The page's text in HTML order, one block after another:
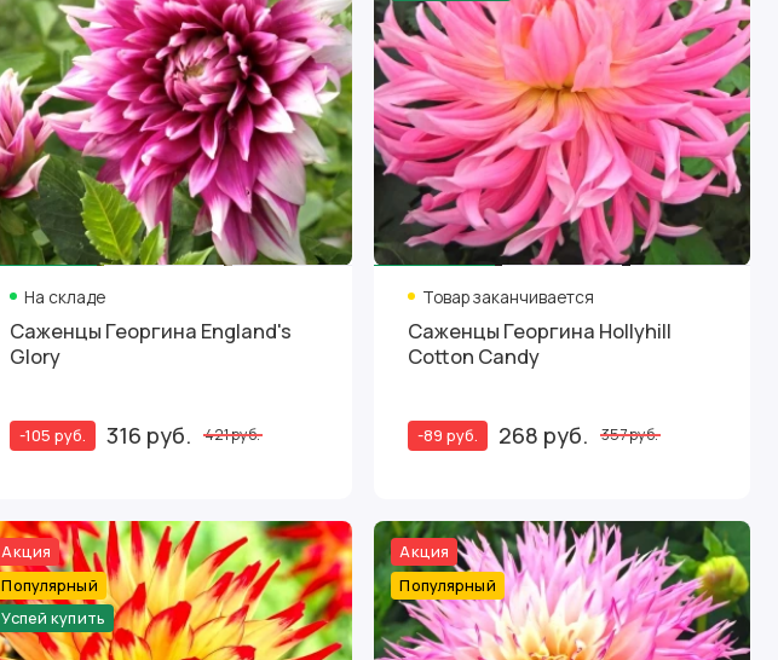
На складе
Саженцы Георгина England's
Glory
-105 руб. 316 руб. 421 руб.
Товар заканчивается
Саженцы Георгина Hollyhill
Cotton Candy
-89 руб. 268 руб. 357 руб.
Акция
Популярный
Успей купить
Акция
Популярный